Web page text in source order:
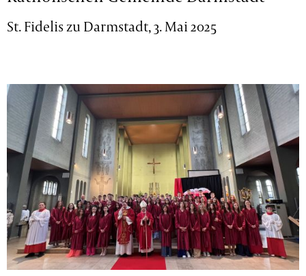
St. Fidelis zu Darmstadt, 3. Mai 2025